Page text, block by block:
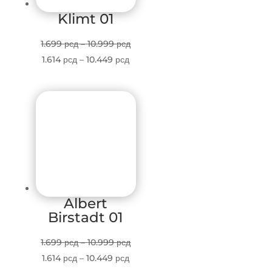
Klimt 01
1.699рсд – 10.999рсдPrice
1.614 рсд – 10.449 рсд
Albert
Birstadt 01
1.699рсд – 10.999рсдPrice
1.614 рсд – 10.449 рсд